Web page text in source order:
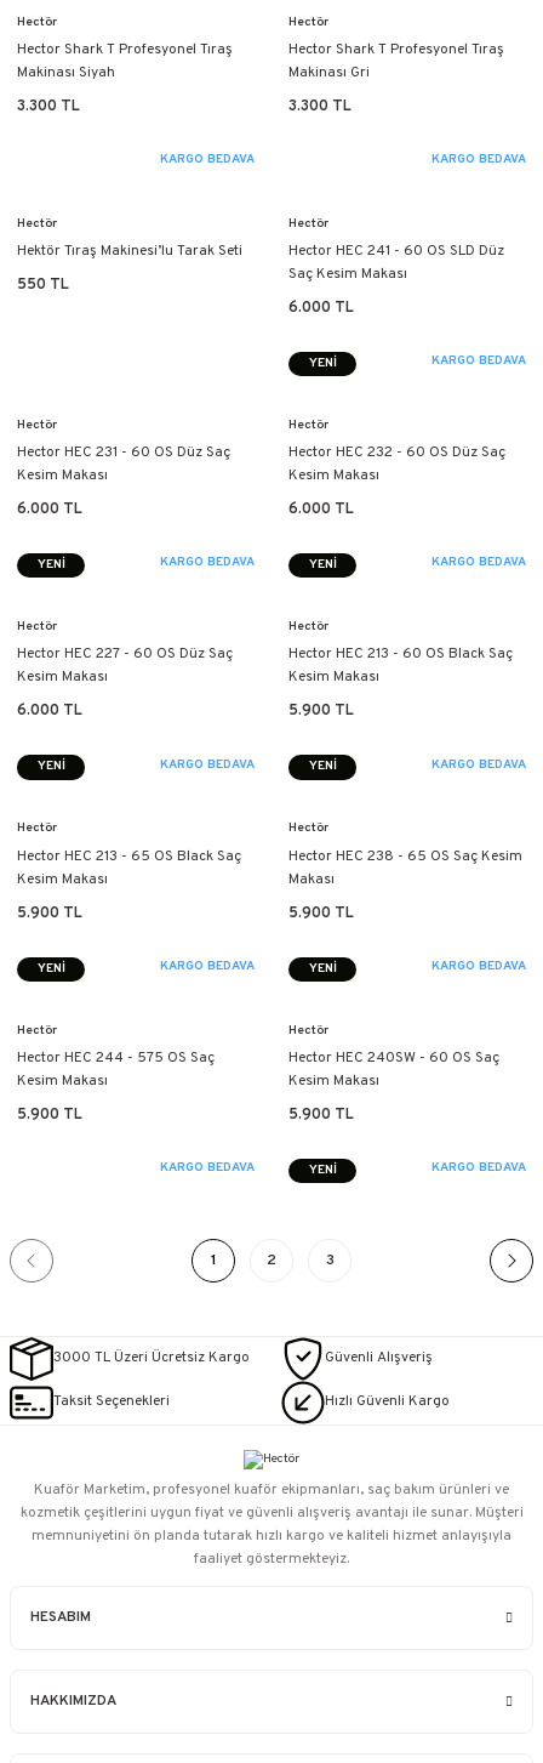
Hectör
Hector Shark T Profesyonel Tıraş
Makinası Siyah
3.300 TL
KARGO BEDAVA
Hectör
Hector Shark T Profesyonel Tıraş
Makinası Gri
3.300 TL
KARGO BEDAVA
Hectör
Hektör Tıraş Makinesi’lu Tarak Seti
550 TL
Hectör
Hector HEC 241 - 60 OS SLD Düz
Saç Kesim Makası
6.000 TL
YENİ KARGO BEDAVA
Hectör
Hector HEC 231 - 60 OS Düz Saç
Kesim Makası
6.000 TL
YENİ KARGO BEDAVA
Hectör
Hector HEC 232 - 60 OS Düz Saç
Kesim Makası
6.000 TL
YENİ KARGO BEDAVA
Hectör
Hector HEC 227 - 60 OS Düz Saç
Kesim Makası
6.000 TL
YENİ KARGO BEDAVA
Hectör
Hector HEC 213 - 60 OS Black Saç
Kesim Makası
5.900 TL
YENİ KARGO BEDAVA
Hectör
Hector HEC 213 - 65 OS Black Saç
Kesim Makası
5.900 TL
YENİ KARGO BEDAVA
Hectör
Hector HEC 238 - 65 OS Saç Kesim
Makası
5.900 TL
YENİ KARGO BEDAVA
Hectör
Hector HEC 244 - 575 OS Saç
Kesim Makası
5.900 TL
KARGO BEDAVA
Hectör
Hector HEC 240SW - 60 OS Saç
Kesim Makası
5.900 TL
YENİ KARGO BEDAVA
1 2 3
3000 TL Üzeri Ücretsiz Kargo Güvenli Alışveriş
Taksit Seçenekleri Hızlı Güvenli Kargo
HESABIM
HAKKIMIZDA
Kuaför Marketim, profesyonel kuaför ekipmanları, saç bakım ürünleri ve
kozmetik çeşitlerini uygun fiyat ve güvenli alışveriş avantajı ile sunar. Müşteri
memnuniyetini ön planda tutarak hızlı kargo ve kaliteli hizmet anlayışıyla
faaliyet göstermekteyiz.